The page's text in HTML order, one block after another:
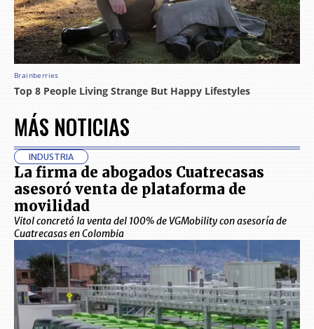
MÁS NOTICIAS
INDUSTRIA
La firma de abogados Cuatrecasas
asesoró venta de plataforma de
movilidad
Vitol concretó la venta del 100% de VGMobility con asesoría de
Cuatrecasas en Colombia